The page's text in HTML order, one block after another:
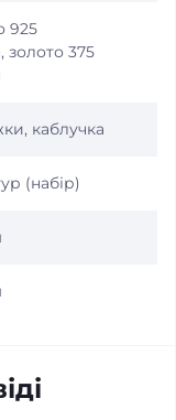
925
золото 375
каблучка
(набір)